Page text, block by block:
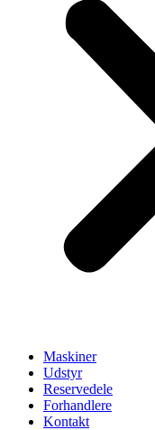
Maskiner
Udstyr
Reservedele
Forhandlere
Kontakt